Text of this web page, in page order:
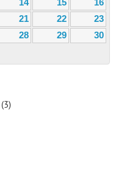
14 15
16
21 22
23
28 29
30
(3)